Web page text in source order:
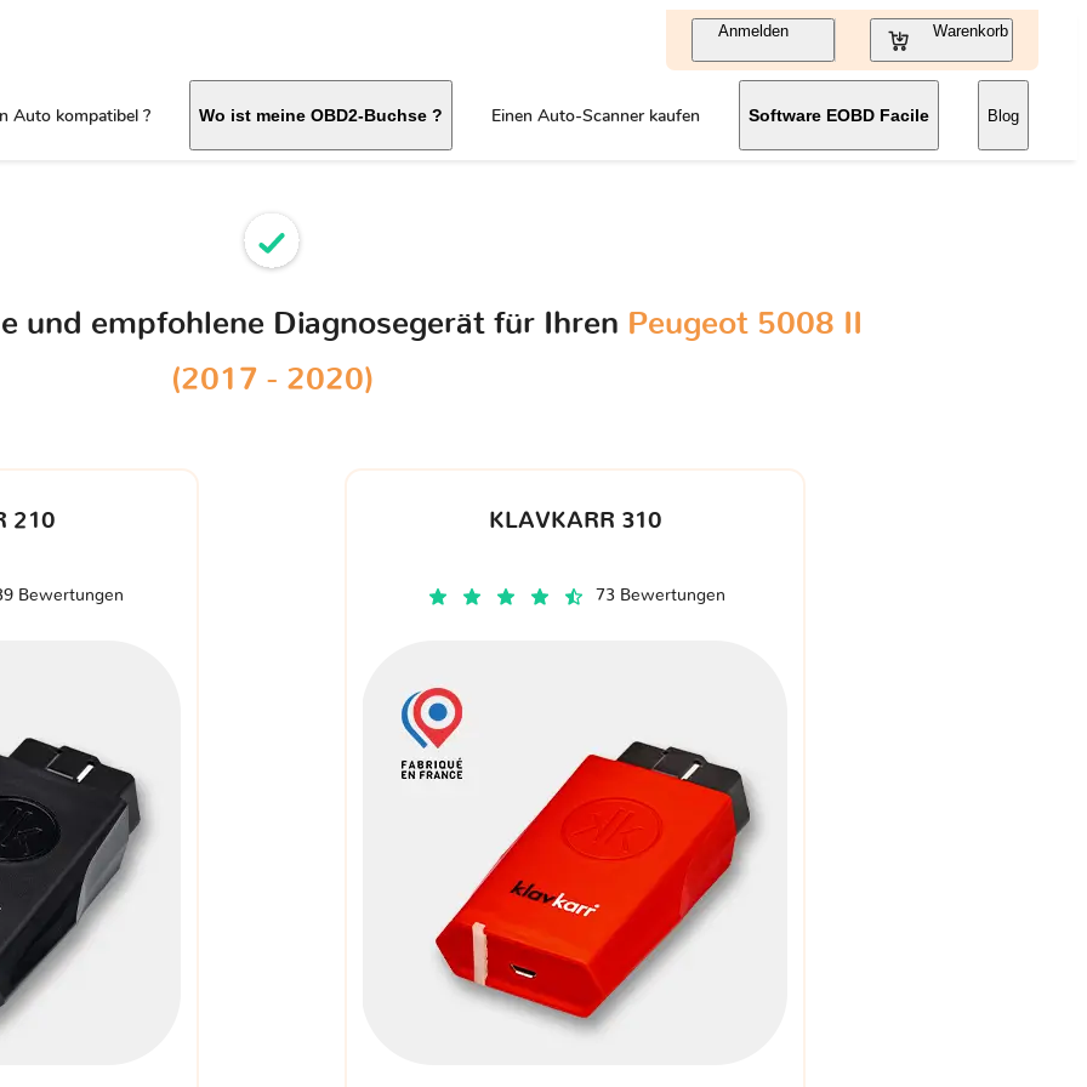
Anmelden Warenkorb
Auto kompatibel ? Wo ist meine OBD2-Buchse ? Einen Auto-Scanner kaufen Software EOBD Facile Blog
und empfohlene Diagnosegerät für Ihren Peugeot 5008 II
(2017 - 2020)
210
Bewertungen
KLAVKARR 310
73 Bewertungen